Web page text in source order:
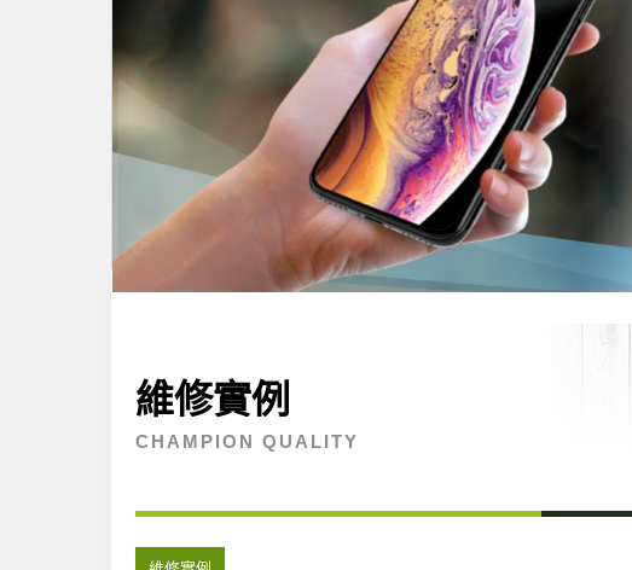
維修實例
CHAMPION QUALITY